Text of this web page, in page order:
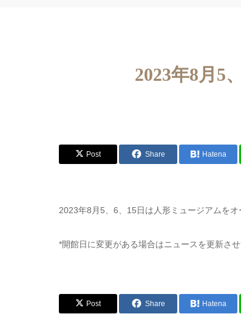
2023年8月5
Post Share Hatena
2023年8月5、6、15日は人形ミュージアムを
*開館日に変更がある場合はニュースを更新させ
Post Share Hatena